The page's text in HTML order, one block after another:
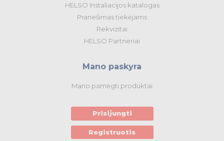
HELSO Instaliacijos katalogas
Pranešimas tiekėjams
Rekvizitai
HELSO Partneriai
Mano paskyra
Mano pamėgti produktai
Prisijungti
Registruotis